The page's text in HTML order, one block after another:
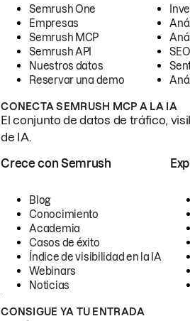
Semrush One
Empresas
Semrush MCP
Semrush API
Nuestros datos
Reservar una demo
CONECTA SEMRUSH MCP A LA IA
El conjunto de datos de tráfico,
de IA.
Crece con Semrush
Blog
Conocimiento
Academia
Casos de éxito
Índice de visibilidad en la IA
Webinars
Noticias
CONSIGUE YA TU ENTRADA